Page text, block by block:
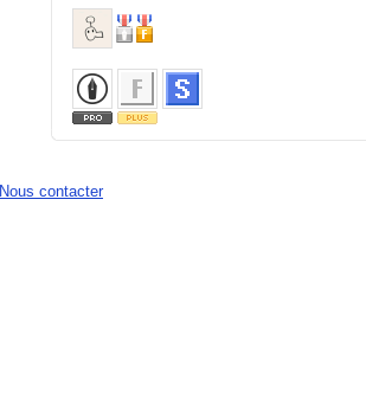
Nous contacter